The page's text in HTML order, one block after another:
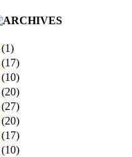
(1)
(17)
(10)
(20)
(27)
(20)
(17)
(10)